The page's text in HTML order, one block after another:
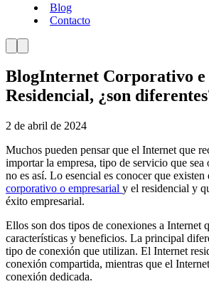
Blog
Contacto
BlogInternet Corporativo
Residencial, ¿son
2 de abril de 2024
Muchos pueden pensar que el Internet que
importar la empresa, tipo de servicio que sea
no es así. Lo esencial es conocer que existen
corporativo o empresarial y el residencial y
éxito empresarial.
Ellos son dos tipos de conexiones a Internet
características y beneficios. La principal
tipo de conexión que utilizan. El Internet
conexión compartida, mientras que el
conexión dedicada.